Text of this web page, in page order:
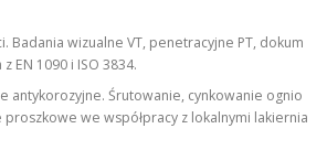
Badania wizualne VT, penetracyjne PT, dokum
EN 1090 i ISO 3834.
antykorozyjne. Śrutowanie, cynkowanie ognio
we współpracy z lokalnymi lakiernia